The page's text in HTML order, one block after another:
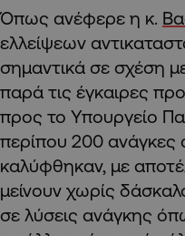
Όπως ανέφερε η κ.
ελλείψεων
σημαντικά σε σχέση
παρά τις έγκαιρες
προς το Υπουργείο
περίπου 200 ανάγκες
καλύφθηκαν, με
μείνουν χωρίς
σε λύσεις ανάγκης